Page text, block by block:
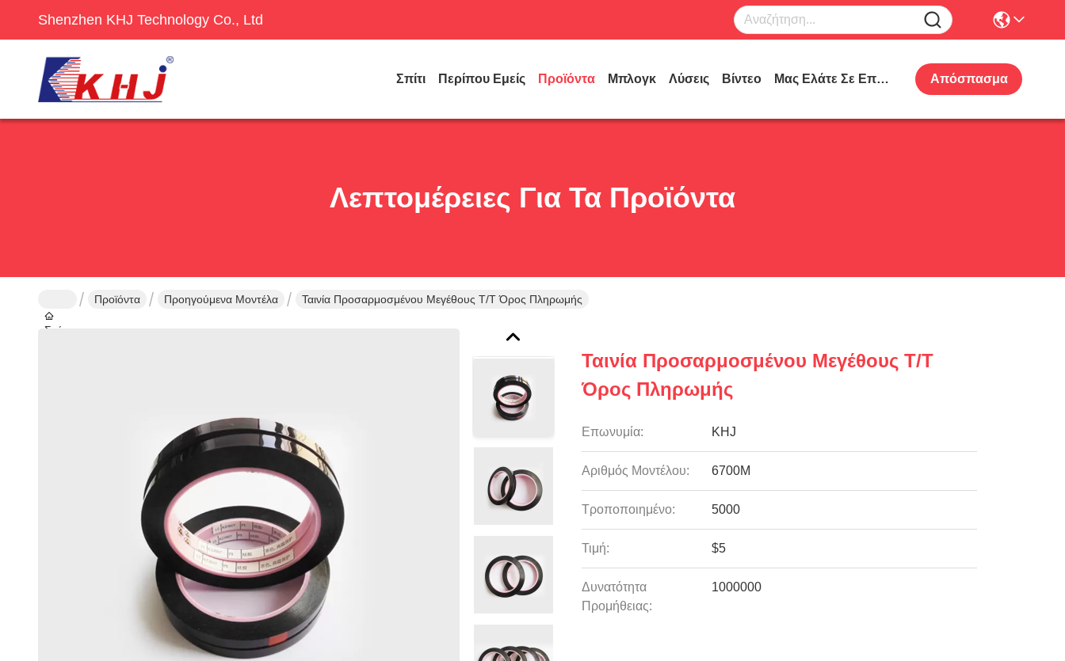
Shenzhen KHJ Technology Co., Ltd
Σπίτι Περίπου Εμείς Προϊόντα Μπλογκ Λύσεις Βίντεο Μας Ελάτε Σε Επαφή Με Απόσπασμα
Λεπτομέρειες Για Τα Προϊόντα
Σπίτι
Προϊόντα Προηγούμενα Μοντέλα Ταινία Προσαρμοσμένου Μεγέθους T/T Όρος Πληρωμής
Ταινία Προσαρμοσμένου Μεγέθους T/T
Όρος Πληρωμής
Επωνυμία: KHJ
Αριθμός Μοντέλου: 6700M
Τροποποιημένο: 5000
Τιμή: $5
Δυνατότητα
Προμήθειας:
1000000